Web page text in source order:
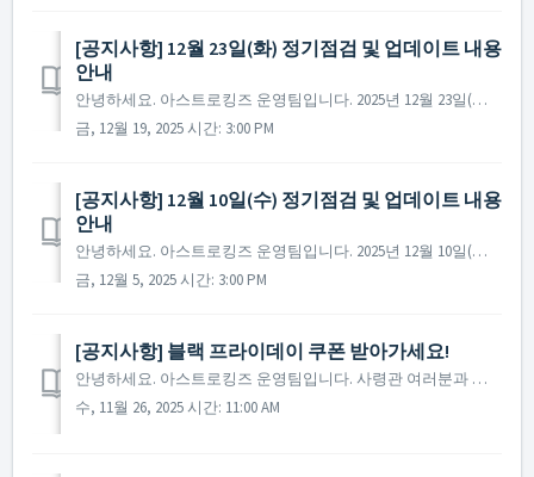
[공지사항] 12월 23일(화) 정기점검 및 업데이트 내용
안내
안녕하세요. 아스트로킹즈 운영팀입니다. 2025년 12월 23일(화) 진행될 정기점검과 업데이트 내용에 대해 안내드립니다. ※ 점검 내용은 상황에 따라 변경될 수 있으며, 변경 시 본 공지로 안내드릴 예정입니다. ▶ 정기점검 및 업데이트 사전 안내 -...
금, 12월 19, 2025 시간: 3:00 PM
[공지사항] 12월 10일(수) 정기점검 및 업데이트 내용
안내
안녕하세요. 아스트로킹즈 운영팀입니다. 2025년 12월 10일(수) 진행될 정기점검과 업데이트 내용에 대해 안내드립니다. ※ 점검 내용은 상황에 따라 변경될 수 있으며, 변경 시 본 공지로 안내드릴 예정입니다. ▶ 정기점검 및 업데이트 사전 안내 ...
금, 12월 5, 2025 시간: 3:00 PM
[공지사항] 블랙 프라이데이 쿠폰 받아가세요!
안녕하세요. 아스트로킹즈 운영팀입니다. 사령관 여러분과 함께할 수 있어 행복했던 2025년도 끝을 향해 달려가고 있습니다. 한 해 동안 보내주신 성원에 진심으로 감사드리며, 준비된 쿠폰과 함께 즐거운 연말 보내시기 바랍니다. ...
수, 11월 26, 2025 시간: 11:00 AM